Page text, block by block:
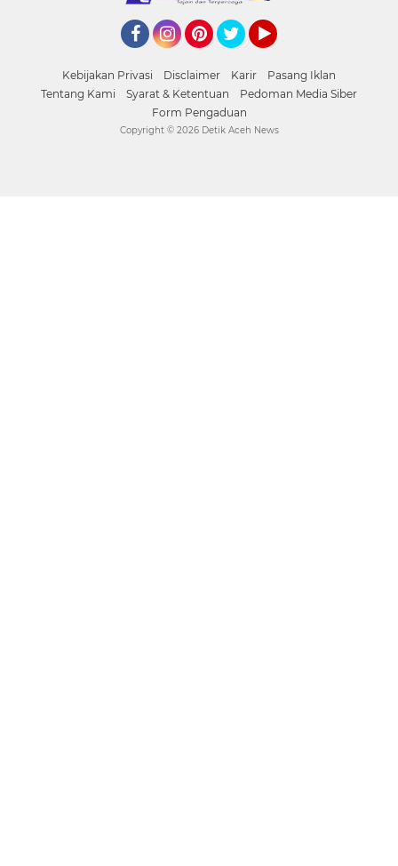
Kebijakan Privasi Disclaimer Karir
Pasang Iklan
Tentang Kami
Syarat & Ketentuan
Pedoman Media Siber
Form Pengaduan
Copyright © 2026 Detik Aceh News